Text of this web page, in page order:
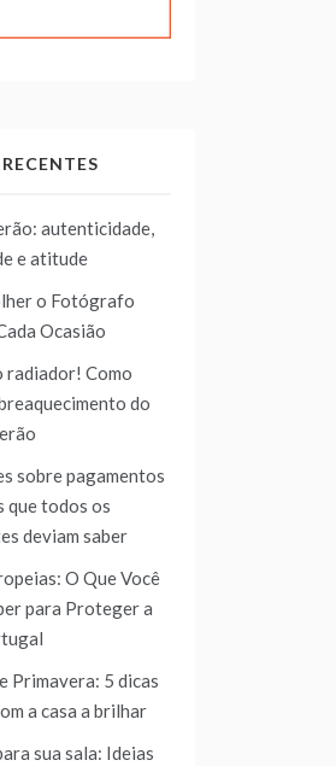
autenticidade,
e atitude
o Fotógrafo
Ocasião
radiador! Como
do
sobre pagamentos
que todos os
deviam saber
O Que Você
para Proteger a
Primavera: 5 dicas
a casa a brilhar
sua sala: Ideias